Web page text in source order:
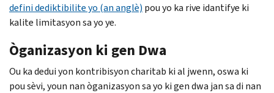
defini dediktibilite yo (an anglè) pou yo ka rive idantifye ki
kalite limitasyon sa yo ye.
Òganizasyon ki gen Dwa
Ou ka dedui yon kontribisyon charitab ki al jwenn, oswa ki
pou sèvi, youn nan òganizasyon sa yo ki gen dwa jan sa di nan